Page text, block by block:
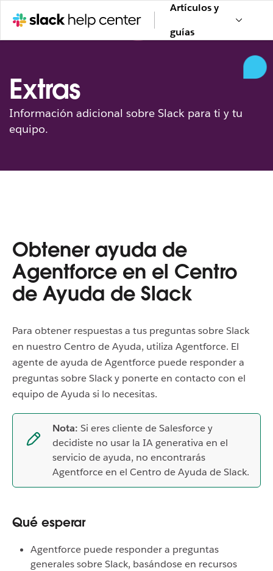
Artículos y
guías
Extras
Información adicional sobre Slack para ti y tu
equipo.
Obtener ayuda de
Agentforce en el Centro
de Ayuda de Slack
Para obtener respuestas a tus preguntas sobre Slack
en nuestro Centro de Ayuda, utiliza Agentforce. El
agente de ayuda de Agentforce puede responder a
preguntas sobre Slack y ponerte en contacto con el
equipo de Ayuda si lo necesitas.
Nota: Si eres cliente de Salesforce y
decidiste no usar la IA generativa en el
servicio de ayuda, no encontrarás
Agentforce en el Centro de Ayuda de Slack.
Qué esperar
Agentforce puede responder a preguntas
generales sobre Slack, basándose en recursos